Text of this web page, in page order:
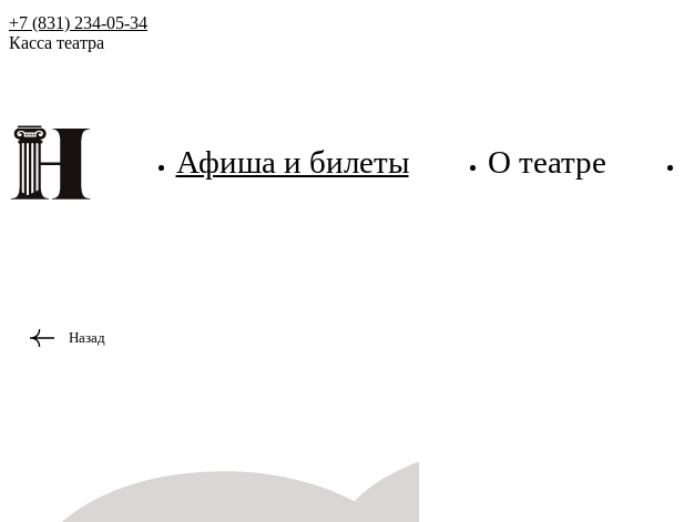
+7 (831) 234-05-34
Касса театра
Афиша и билеты О театре
Назад